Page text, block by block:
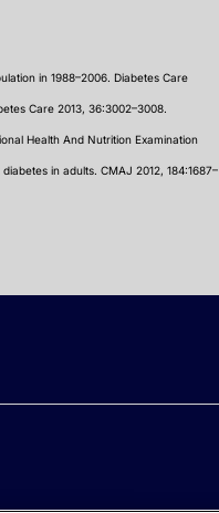
in 1988–2006. Diabetes Care
Care 2013, 36:3002–3008.
Health And Nutrition Examination
in adults. CMAJ 2012, 184:1687–